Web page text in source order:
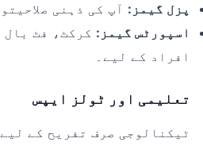
پزل گیمز: آپ کی ذہنی
اسپورٹس گیمز: کرکٹ، فٹ
افراد کے لیے۔
تعلیمی اور ٹولز ایپس
ٹیکنالوجی صرف تفریح کے